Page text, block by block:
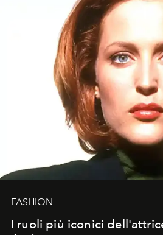
FASHION
I ruoli più iconici